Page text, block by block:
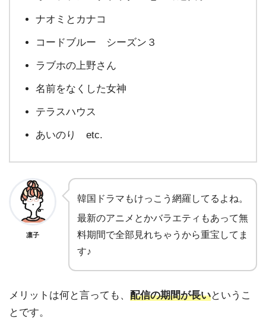
ナオミとカナコ
コードブルー シーズン３
ラブホの上野さん
名前をなくした女神
テラスハウス
あいのり etc.
凛子
韓国ドラマもけっこう網羅してるよね。
最新のアニメとかバラエティもあって無
料期間で全部見れちゃうから重宝してま
す♪
メリットは何と言っても、 配信の期間が長いというこ
とです。